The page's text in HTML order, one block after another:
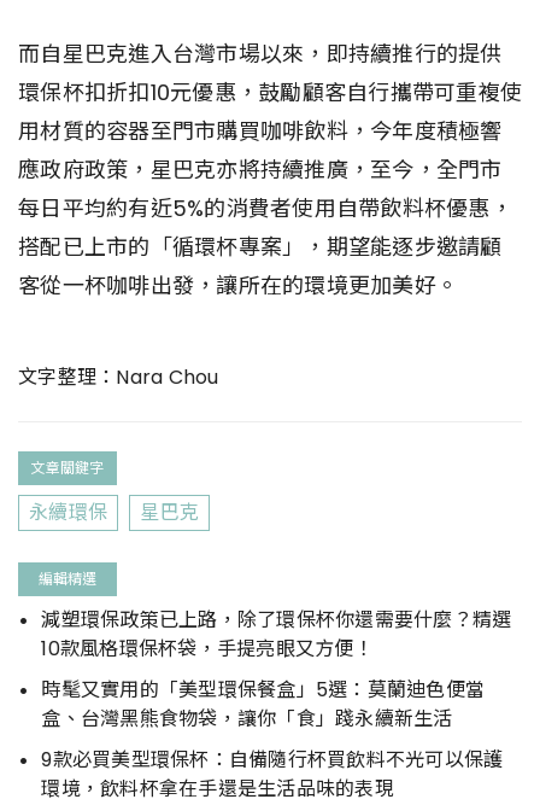
而自星巴克進入台灣市場以來，即持續推行的提供
環保杯扣折扣10元優惠，鼓勵顧客自行攜帶可重複使
用材質的容器至門市購買咖啡飲料，今年度積極響
應政府政策，星巴克亦將持續推廣，至今，全門市
每日平均約有近5%的消費者使用自帶飲料杯優惠，
搭配已上市的「循環杯專案」，期望能逐步邀請顧
客從一杯咖啡出發，讓所在的環境更加美好。
文字整理：Nara Chou
文章關鍵字
永續環保 星巴克
編輯精選
減塑環保政策已上路，除了環保杯你還需要什麼？精選
10款風格環保杯袋，手提亮眼又方便！
時髦又實用的「美型環保餐盒」5選：莫蘭迪色便當
盒、台灣黑熊食物袋，讓你「食」踐永續新生活
9款必買美型環保杯：自備隨行杯買飲料不光可以保護
環境，飲料杯拿在手還是生活品味的表現